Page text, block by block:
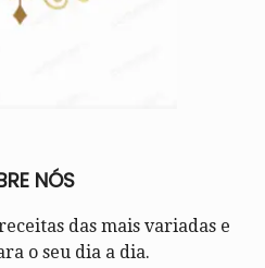
NÓS
das mais variadas e
o seu dia a dia.